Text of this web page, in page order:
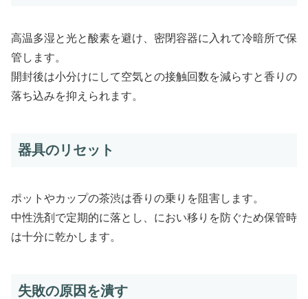
高温多湿と光と酸素を避け、密閉容器に入れて冷暗所で保
管します。
開封後は小分けにして空気との接触回数を減らすと香りの
落ち込みを抑えられます。
器具のリセット
ポットやカップの茶渋は香りの乗りを阻害します。
中性洗剤で定期的に落とし、におい移りを防ぐため保管時
は十分に乾かします。
失敗の原因を潰す